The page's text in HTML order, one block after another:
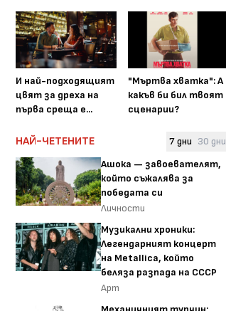
И най-подходящият
цвят за дреха на
първа среща е...
"Мъртва хватка": А
какъв би бил твоят
сценарии?
НАЙ-ЧЕТЕНИТЕ 7 дни 30 дни
Ашока — завоевателят,
който съжалява за
победата си
Личности
Музикални хроники:
Легендарният концерт
на Metallica, който
беляза разпада на СССР
Арт